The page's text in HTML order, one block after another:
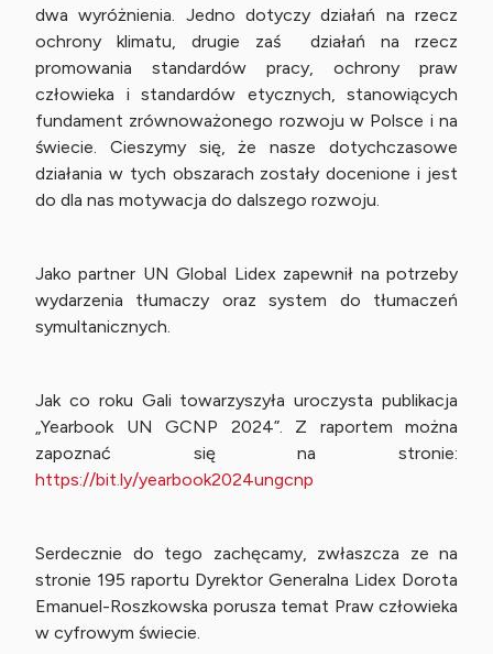
dwa wyróżnienia. Jedno dotyczy działań na rzecz
ochrony klimatu, drugie zaś działań na rzecz
promowania standardów pracy, ochrony praw
człowieka i standardów etycznych, stanowiących
fundament zrównoważonego rozwoju w Polsce i na
świecie. Cieszymy się, że nasze dotychczasowe
działania w tych obszarach zostały docenione i jest
do dla nas motywacja do dalszego rozwoju.
Jako partner UN Global Lidex zapewnił na potrzeby
wydarzenia tłumaczy oraz system do tłumaczeń
symultanicznych.
Jak co roku Gali towarzyszyła uroczysta publikacja
„Yearbook UN GCNP 2024”. Z raportem można
zapoznać się na stronie:
https://bit.ly/yearbook2024ungcnp
Serdecznie do tego zachęcamy, zwłaszcza ze na
stronie 195 raportu Dyrektor Generalna Lidex Dorota
Emanuel-Roszkowska porusza temat Praw człowieka
w cyfrowym świecie.